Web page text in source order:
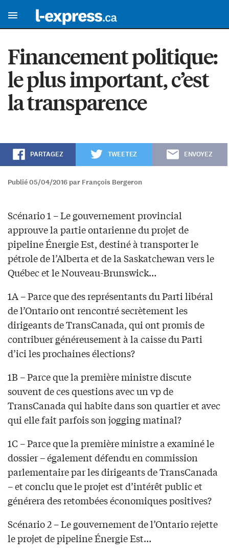
Financement politique:
le plus important, c’est
la transparence
PARTAGEZ TWEETEZ ENVOYEZ
Publié 05/04/2016 par François Bergeron
Scénario 1 – Le gouvernement provincial
approuve la partie ontarienne du projet de
pipeline Énergie Est, destiné à transporter le
pétrole de l’Alberta et de la Saskatchewan vers le
Québec et le Nouveau-Brunswick…
1A – Parce que des représentants du Parti libéral
de l’Ontario ont rencontré secrètement les
dirigeants de TransCanada, qui ont promis de
contribuer généreusement à la caisse du Parti
d’ici les prochaines élections?
1B – Parce que la première ministre discute
souvent de ces questions avec un vp de
TransCanada qui habite dans son quartier et avec
qui elle fait parfois son jogging matinal?
1C – Parce que la première ministre a examiné le
dossier – également défendu en commission
parlementaire par les dirigeants de TransCanada
– et conclu que le projet est d’intérêt public et
générera des retombées économiques positives?
Scénario 2 – Le gouvernement de l’Ontario rejette
le projet de pipeline Énergie Est…